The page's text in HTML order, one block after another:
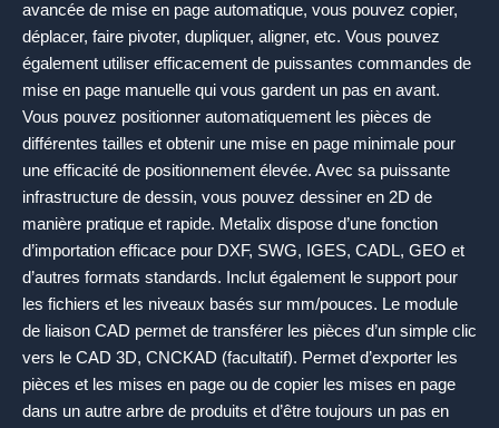
avancée de mise en page automatique, vous pouvez copier,
déplacer, faire pivoter, dupliquer, aligner, etc. Vous pouvez
également utiliser efficacement de puissantes commandes de
mise en page manuelle qui vous gardent un pas en avant.
Vous pouvez positionner automatiquement les pièces de
différentes tailles et obtenir une mise en page minimale pour
une efficacité de positionnement élevée. Avec sa puissante
infrastructure de dessin, vous pouvez dessiner en 2D de
manière pratique et rapide. Metalix dispose d’une fonction
d’importation efficace pour DXF, SWG, IGES, CADL, GEO et
d’autres formats standards. Inclut également le support pour
les fichiers et les niveaux basés sur mm/pouces. Le module
de liaison CAD permet de transférer les pièces d’un simple clic
vers le CAD 3D, CNCKAD (facultatif). Permet d’exporter les
pièces et les mises en page ou de copier les mises en page
dans un autre arbre de produits et d’être toujours un pas en